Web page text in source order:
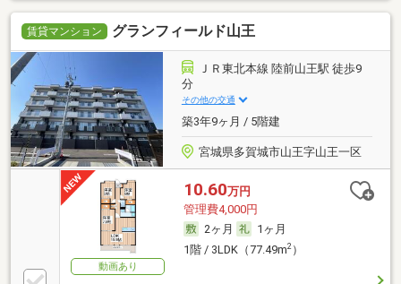
賃貸マンション グランフィールド山王
ＪＲ東北本線 陸前山王駅 徒歩9
分
その他の交通
築3年9ヶ月 / 5階建
宮城県多賀城市山王字山王一区
動画あり
10.60万円
管理費4,000円
2ヶ月
1ヶ月
1階 / 3LDK（77.49m2）